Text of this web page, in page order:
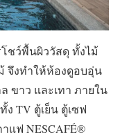
ชว์พื้นผิววัสดุ ทั้งไม้
จึงทำให้ห้องดูอบอุ่น
ขาว และเทา ภายใน
TV ตู้เย็น ตู้เซฟ
แฟ NESCAFÉ®